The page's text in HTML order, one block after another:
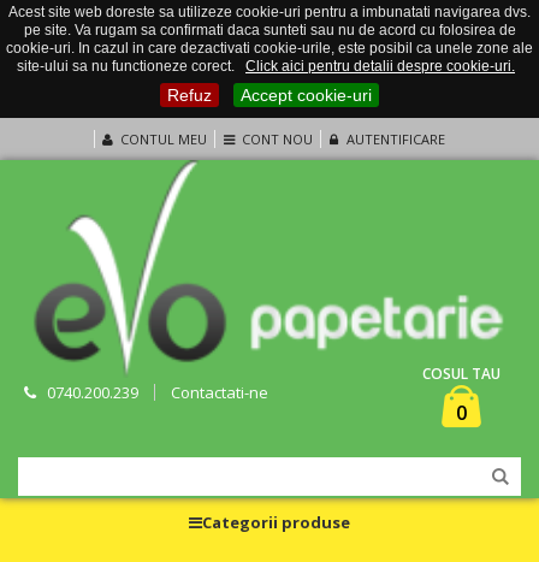
Acest site web doreste sa utilizeze cookie-uri pentru a imbunatati navigarea dvs.
pe site. Va rugam sa confirmati daca sunteti sau nu de acord cu folosirea de
cookie-uri. In cazul in care dezactivati cookie-urile, este posibil ca unele zone ale
site-ului sa nu functioneze corect.
Click aici pentru detalii despre cookie-uri.
Refuz Accept cookie-uri
CONTUL MEU CONT NOU AUTENTIFICARE
0740.200.239 Contactati-ne
COSUL TAU
0
Categorii produse